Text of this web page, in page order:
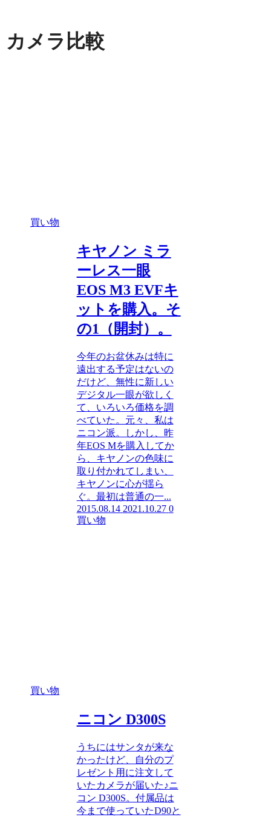
カメラ比較
買い物
キヤノン ミラ
ーレス一眼
EOS M3 EVFキ
ットを購入。そ
の1（開封）。
今年のお盆休みは特に
遠出する予定はないの
だけど、無性に新しい
デジタル一眼が欲しく
て、いろいろ価格を調
べていた。元々、私は
ニコン派。しかし、昨
年EOS Mを購入してか
ら、キヤノンの色味に
取り付かれてしまい、
キヤノンに心が揺ら
ぐ。最初は普通の一...
2015.08.14 2021.10.27 0
買い物
買い物
ニコン D300S
うちにはサンタが来な
かったけど、自分のプ
レゼント用に注文して
いたカメラが届いた♪ニ
コン D300S。付属品は
今まで使っていたD90と